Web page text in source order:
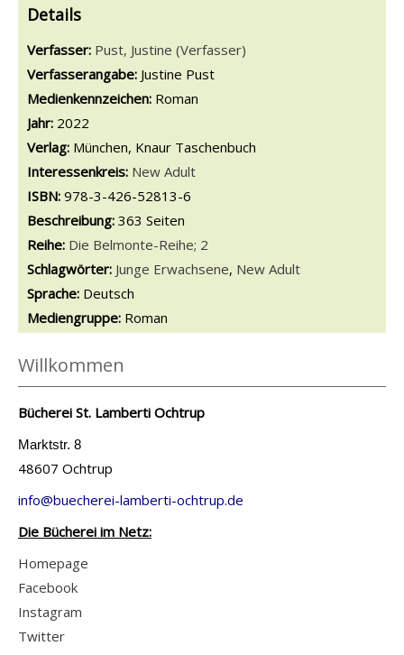
Details
Verfasser: Suche nach diesem Verfasser
Pust, Justine (Verfasser)
Verfasserangabe: Justine Pust
Medienkennzeichen: Roman
Jahr: 2022
Verlag: München, Knaur Taschenbuch
opens in new tab
Diesen Link in neuem Tab öffnen
Suche nach dieser Systematik
Interessenkreis: Suche nach diesem Interessenskreis
New Adult
ISBN: 978-3-426-52813-6
Beschreibung: 363 Seiten
Reihe: Die Belmonte-Reihe; 2
Schlagwörter: Junge Erwachsene, New Adult
Suche nach dieser Beteiligten Person
Sprache: Deutsch
Mediengruppe: Roman
Willkommen
Bücherei St. Lamberti Ochtrup
Marktstr. 8
48607 Ochtrup
info@buecherei-lamberti-ochtrup.de
Die Bücherei im Netz:
Homepage
Facebook
Instagram
Twitter